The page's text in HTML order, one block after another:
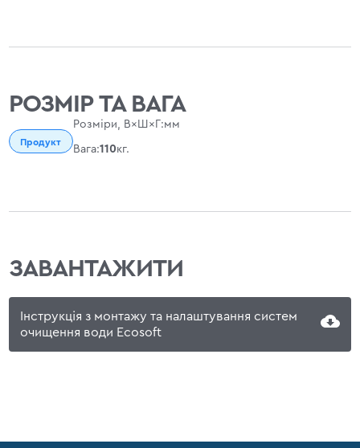
РОЗМІР ТА ВАГА
Продукт
Розміри, В×Ш×Г:мм
Вага:110кг.
ЗАВАНТАЖИТИ
Інструкція з монтажу та налаштування систем
очищення води Ecosoft